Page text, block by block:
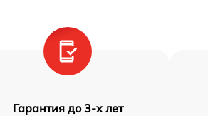
Гарантия до 3-х лет